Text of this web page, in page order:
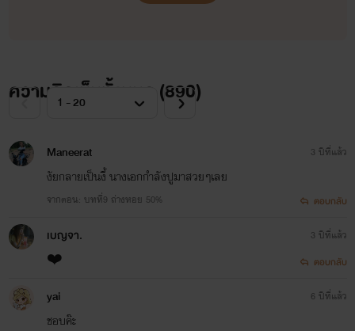
ขออนุญาตเจ้าของภาพด้วยนะคะ
ความคิดเห็นทั้งหมด (890)
Maneerat
งัยกลายเป็นงี้ นางเอกกำลังปูมาสวยๆเลย
จากตอน: บทที่9 ถ่างหอย 50%
3 ปีที่แล้ว
ตอบกลับ
เบญจา.
❤️
3 ปีที่แล้ว
ตอบกลับ
yai
ชอบค๊ะ
6 ปีที่แล้ว